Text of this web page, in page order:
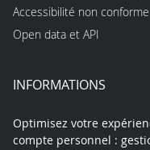
Accessibilité non conforme
Open data et API
INFORMATIONS
Optimisez votre
compte personnel :